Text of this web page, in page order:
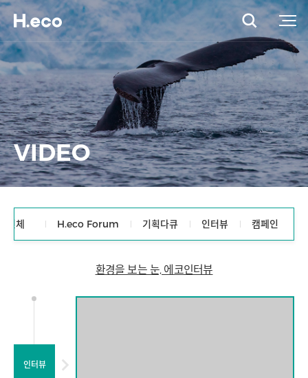
VIDEO
전체 H.eco Forum 기획다큐 인터뷰 캠페인
환경을 보는 눈, 에코인터뷰
인터뷰